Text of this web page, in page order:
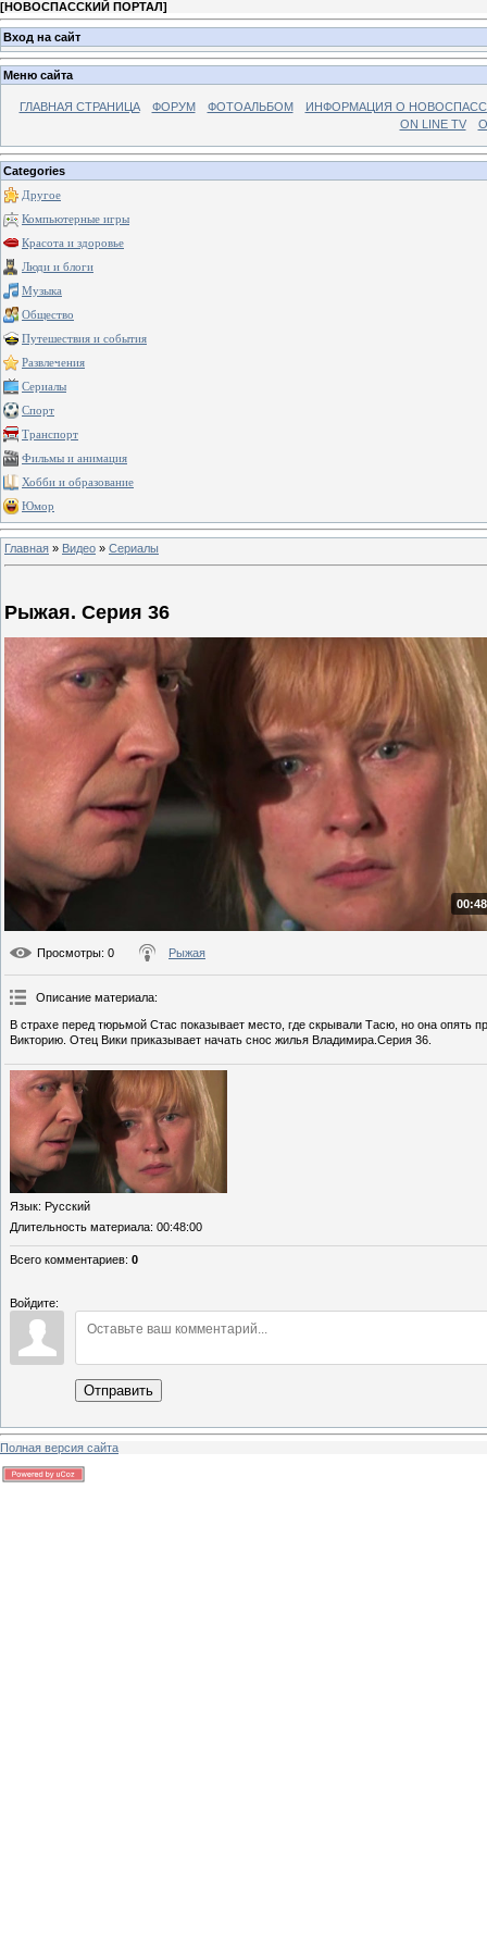
[НОВОСПАССКИЙ ПОРТАЛ]
Вход на сайт
Меню сайта
ГЛАВНАЯ СТРАНИЦА ФОРУМ ФОТОАЛЬБОМ
ИНФОРМАЦИЯ О
ON LINE TV
Categories
Другое
Компьютерные игры
Красота и здоровье
Люди и блоги
Музыка
Общество
Путешествия и события
Развлечения
Сериалы
Спорт
Транспорт
Фильмы и анимация
Хобби и образование
Юмор
Главная » Видео » Сериалы
Рыжая. Серия 36
Просмотры: 0 Рыжая
Описание материала:
В страхе перед тюрьмой Стас показывает место, где скрывали Тасю, но она опять
Викторию. Отец Вики приказывает начать снос жилья Владимира.Серия 36.
Язык: Русский
Длительность материала: 00:48:00
Всего комментариев: 0
Войдите:
Отправить
Полная версия сайта